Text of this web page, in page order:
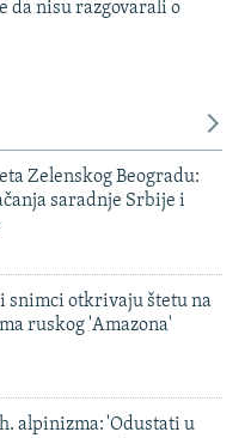
da nisu razgovarali o
Zelenskog Beogradu:
saradnje Srbije i
snimci otkrivaju štetu na
ruskog 'Amazona'
alpinizma: 'Odustati u